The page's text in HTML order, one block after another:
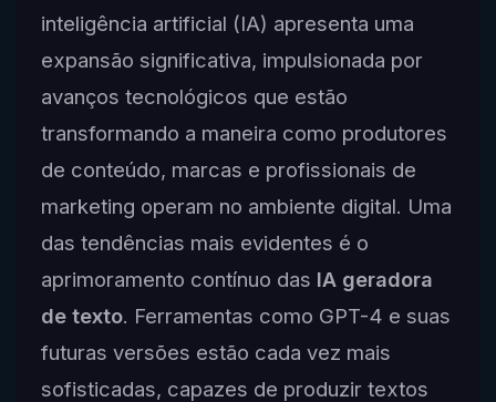
inteligência artificial (IA) apresenta uma
expansão significativa, impulsionada por
avanços tecnológicos que estão
transformando a maneira como produtores
de conteúdo, marcas e profissionais de
marketing operam no ambiente digital. Uma
das tendências mais evidentes é o
aprimoramento contínuo das IA geradora
de texto. Ferramentas como GPT-4 e suas
futuras versões estão cada vez mais
sofisticadas, capazes de produzir textos